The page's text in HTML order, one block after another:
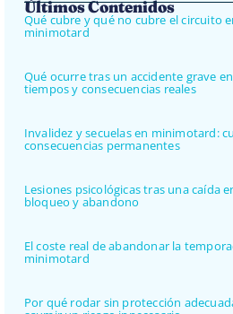
Últimos Contenidos
Qué cubre y qué no cubre el circuito
minimotard
Qué ocurre tras un accidente grave
tiempos y consecuencias reales
Invalidez y secuelas en minimotard:
consecuencias permanentes
Lesiones psicológicas tras una caída
bloqueo y abandono
El coste real de abandonar la
minimotard
Por qué rodar sin protección